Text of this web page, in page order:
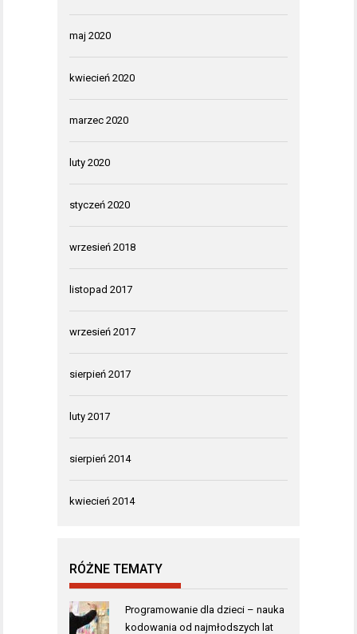
maj 2020
kwiecień 2020
marzec 2020
luty 2020
styczeń 2020
wrzesień 2018
listopad 2017
wrzesień 2017
sierpień 2017
luty 2017
sierpień 2014
kwiecień 2014
RÓŻNE TEMATY
Programowanie dla dzieci – nauka
kodowania od najmłodszych lat